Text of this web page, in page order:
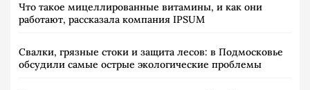
Что такое мицеллированные витамины, и как они
работают, рассказала компания IPSUM
Свалки, грязные стоки и защита лесов: в Подмосковье
обсудили самые острые экологические проблемы